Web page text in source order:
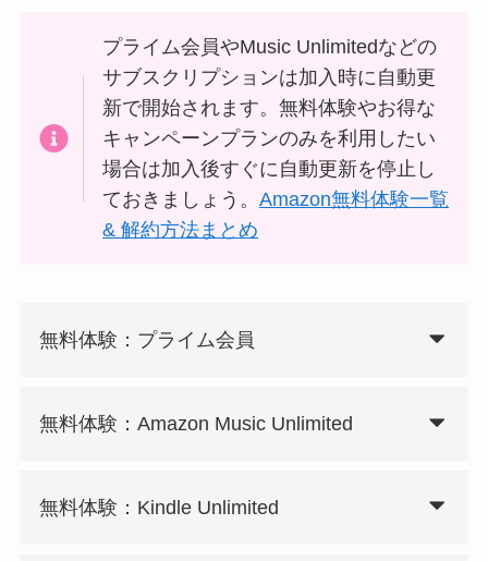
プライム会員やMusic Unlimitedなどの
サブスクリプションは加入時に自動更
新で開始されます。無料体験やお得な
キャンペーンプランのみを利用したい
場合は加入後すぐに自動更新を停止し
ておきましょう。Amazon無料体験一覧
& 解約方法まとめ
無料体験：プライム会員
無料体験：Amazon Music Unlimited
無料体験：Kindle Unlimited